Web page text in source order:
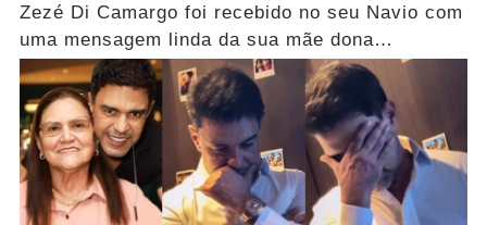
Zezé Di Camargo foi recebido no seu Navio com
uma mensagem linda da sua mãe dona
Helena..... Ver mais